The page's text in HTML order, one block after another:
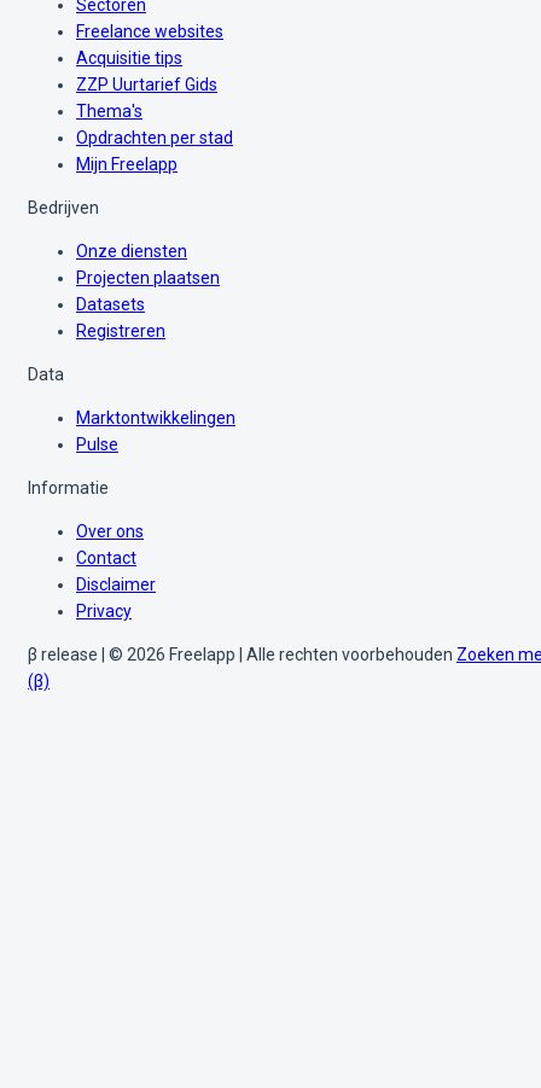
Sectoren
Freelance websites
Acquisitie tips
ZZP Uurtarief Gids
Thema's
Opdrachten per stad
Mijn Freelapp
Bedrijven
Onze diensten
Projecten plaatsen
Datasets
Registreren
Data
Marktontwikkelingen
Pulse
Informatie
Over ons
Contact
Disclaimer
Privacy
β release | © 2026 Freelapp | Alle rechten voorbehouden Zoeken
(β)